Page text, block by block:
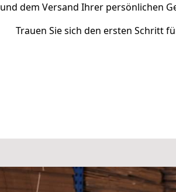
und dem Versand Ihrer persönlichen
Trauen Sie sich den ersten Schritt